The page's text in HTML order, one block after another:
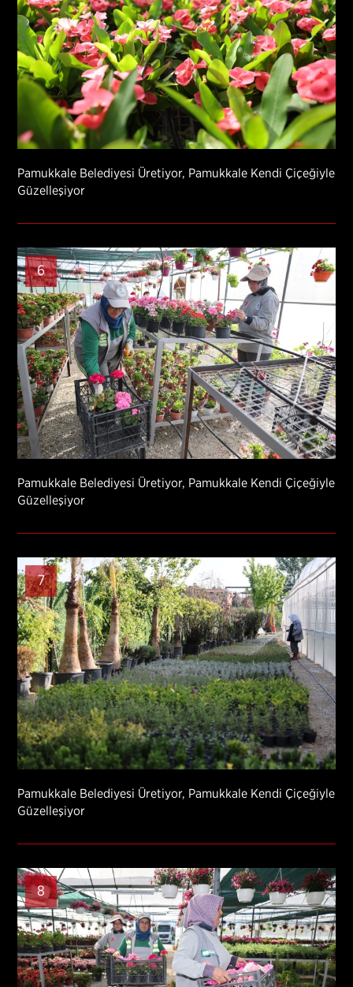
Pamukkale Belediyesi Üretiyor, Pamukkale Kendi Çiçeğiyle
Güzelleşiyor
6
Pamukkale Belediyesi Üretiyor, Pamukkale Kendi Çiçeğiyle
Güzelleşiyor
7
Pamukkale Belediyesi Üretiyor, Pamukkale Kendi Çiçeğiyle
Güzelleşiyor
8